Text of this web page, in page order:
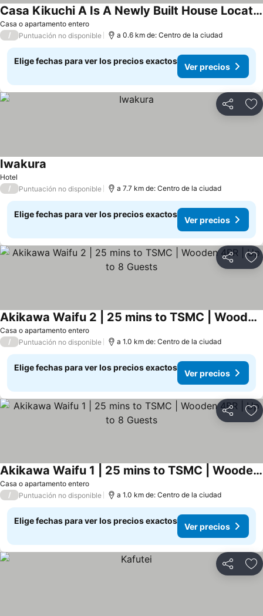
Casa o apartamento entero
Casa Kikuchi A Is A Newly Built House Located Ne / Kikuchi Kumamoto
/ Puntuación no disponible a 0.6 km de: Centro de la ciudad
Elige fechas para ver los precios exactos
Ver precios
Compartir
Hotel
Iwakura
/ Puntuación no disponible a 7.7 km de: Centro de la ciudad
Elige fechas para ver los precios exactos
Ver precios
Compartir
Casa o apartamento entero
Akikawa Waifu 2 | 25 mins to TSMC | Wooden 4BR | Up to 8 Guests
/ Puntuación no disponible a 1.0 km de: Centro de la ciudad
Elige fechas para ver los precios exactos
Ver precios
Compartir
Casa o apartamento entero
Akikawa Waifu 1 | 25 mins to TSMC | Wooden 4BR | Up to 8 Guests
/ Puntuación no disponible a 1.0 km de: Centro de la ciudad
Elige fechas para ver los precios exactos
Ver precios
Compartir